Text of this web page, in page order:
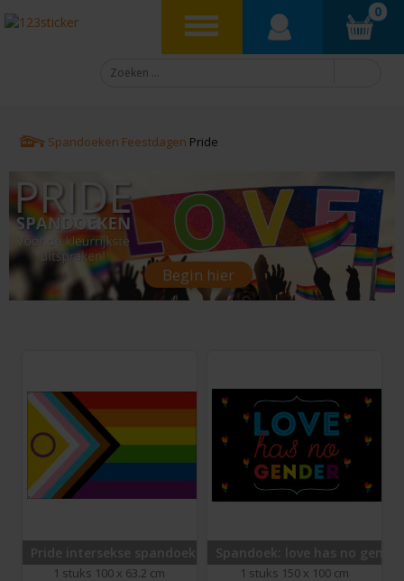
0
Spandoeken Feestdagen Pride
Begin hier
Pride intersekse spandoek
1 stuks 100 x 63.2 cm
Spandoek: love has no gender
1 stuks 150 x 100 cm